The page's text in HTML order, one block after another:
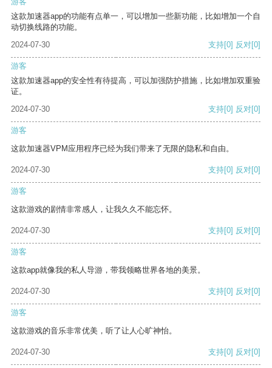
这款加速器app的功能有点单一，可以增加一些新功能，比如增加一个自
动切换线路的功能。
2024-07-30
支持[0] 反对[0]
游客
这款加速器app的安全性有待提高，可以加强防护措施，比如增加双重验
证。
2024-07-30
支持[0] 反对[0]
游客
这款加速器VPM应用程序已经为我们带来了无限的隐私和自由。
2024-07-30 支持[0] 反对[0]
游客
这款游戏的剧情非常感人，让我久久不能忘怀。
2024-07-30 支持[0] 反对[0]
游客
这款app就像我的私人导游，带我领略世界各地的美景。
2024-07-30 支持[0] 反对[0]
游客
这款游戏的音乐非常优美，听了让人心旷神怡。
2024-07-30 支持[0] 反对[0]